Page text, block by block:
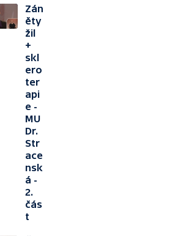
Zán
ěty
žil
+
skl
ero
ter
api
e -
MU
Dr.
Str
ace
nsk
á -
2.
čás
t